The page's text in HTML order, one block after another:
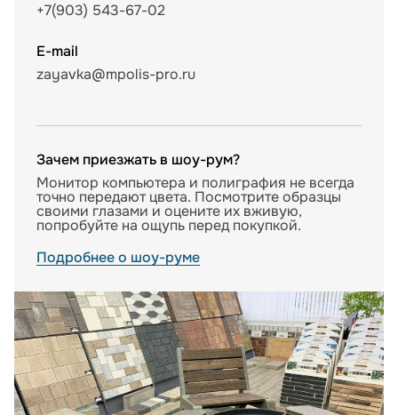
+7(903) 543-67-02
E-mail
zayavka@mpolis-pro.ru
Зачем приезжать в шоу-рум?
Монитор компьютера и полиграфия не всегда
точно передают цвета. Посмотрите образцы
своими глазами и оцените их вживую,
попробуйте на ощупь перед покупкой.
Подробнее о шоу-руме